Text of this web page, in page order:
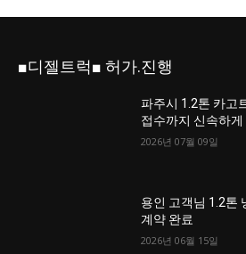
■디젤트럭■ 허가.진행
파주시 1.2톤 카고
접수까지 신속하게
2026년 07월 09일
용인 고객님 1.2톤
계약 완료
2026년 06월 15일